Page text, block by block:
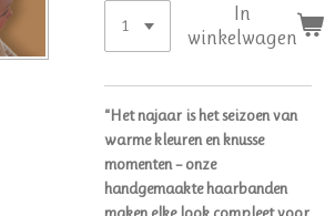
In
winkelwagen
“Het najaar is het seizoen van
warme kleuren en knusse
momenten – onze
handgemaakte haarbanden